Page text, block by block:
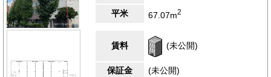
平米
67.07m2
賃料 (未公開)
保証金
(未公開)